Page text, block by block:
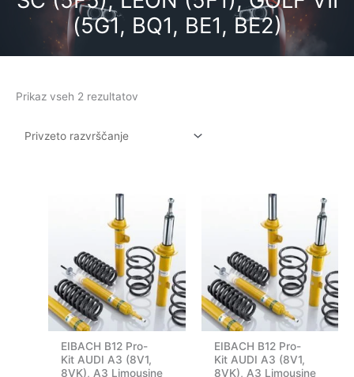
(5G1, BQ1, BE1, BE2)
Prikaz vseh 2 rezultatov
EIBACH B12 Pro-
Kit AUDI A3 (8V1,
8VK), A3 Limousine
EIBACH B12 Pro-
Kit AUDI A3 (8V1,
8VK), A3 Limousine